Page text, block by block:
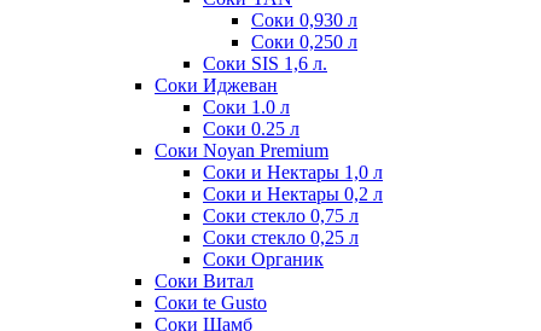
Соки 0,930 л
Соки 0,250 л
Соки SIS 1,6 л.
Соки Иджеван
Соки 1.0 л
Соки 0.25 л
Соки Noyan Premium
Соки и Нектары 1,0 л
Соки и Нектары 0,2 л
Соки стекло 0,75 л
Соки стекло 0,25 л
Соки Органик
Соки Витал
Соки te Gusto
Соки Шамб